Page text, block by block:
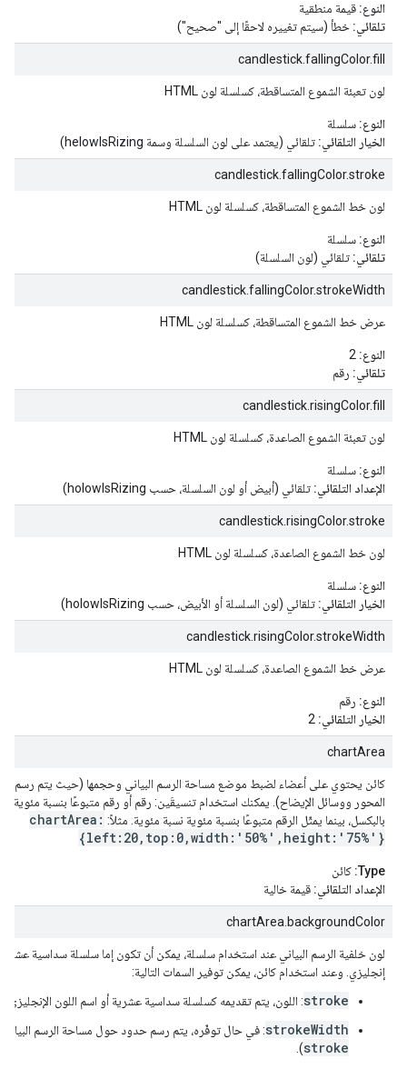
النوع: قيمة منطقية
تلقائي: خطأ (سيتم تغييره لاحقًا إلى "صحيح")
candlestick.fallingColor.fill
لون تعبئة الشموع المتساقطة، كسلسلة لون HTML
النوع: سلسلة
الخيار التلقائي: تلقائي (يعتمد على لون السلسلة وسمة helowIsRizing)
candlestick.fallingColor.stroke
لون خط الشموع المتساقطة، كسلسلة لون HTML
النوع: سلسلة
تلقائي: تلقائي (لون السلسلة)
candlestick.fallingColor.strokeWidth
عرض خط الشموع المتساقطة، كسلسلة لون HTML
النوع:
تلقائي: رقم
candlestick.risingColor.fill
لون تعبئة الشموع الصاعدة، كسلسلة لون HTML
النوع: سلسلة
الإعداد التلقائي: تلقائي (أبيض أو لون السلسلة، حسب holowIsRizing)
candlestick.risingColor.stroke
لون خط الشموع الصاعدة، كسلسلة لون HTML
النوع: سلسلة
الخيار التلقائي: تلقائي (لون السلسلة أو الأبيض، حسب holowIsRizing)
candlestick.risingColor.strokeWidth
عرض خط الشموع الصاعدة، كسلسلة لون HTML
النوع: رقم
الخيار التلقائي:
chartArea
كائن يحتوي على أعضاء لضبط موضع مساحة الرسم البياني وحجمها (حيث يتم رسم الرسم
المحور ووسائل الإيضاح). يمكنك استخدام تنسيقَين: رقم أو رقم متبوعًا بنسبة مئوية.
بالبكسل، بينما يمثّل الرقم متبوعًا بنسبة مئوية نسبة مئوية. مثلاً: chartArea:
{left:20,top:0,width:'50%',height:'75%'}
Type: كائن
الإعداد التلقائي: قيمة خالية
chartArea.backgroundColor
إنجليزي. وعند استخدام كائن، يمكن توفير السمات التالية:
stroke: اللون، يتم تقديمه كسلسلة سداسية عشرية أو اسم اللون الإنجليزي.
strokeWidth: في حال توفّره، يتم رسم حدود حول مساحة الرسم
stroke
).